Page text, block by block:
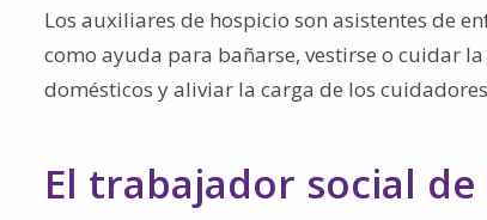
Los auxiliares de hospicio son asistentes de
como ayuda para bañarse, vestirse o cuidar
domésticos y aliviar la carga de los
El trabajador social